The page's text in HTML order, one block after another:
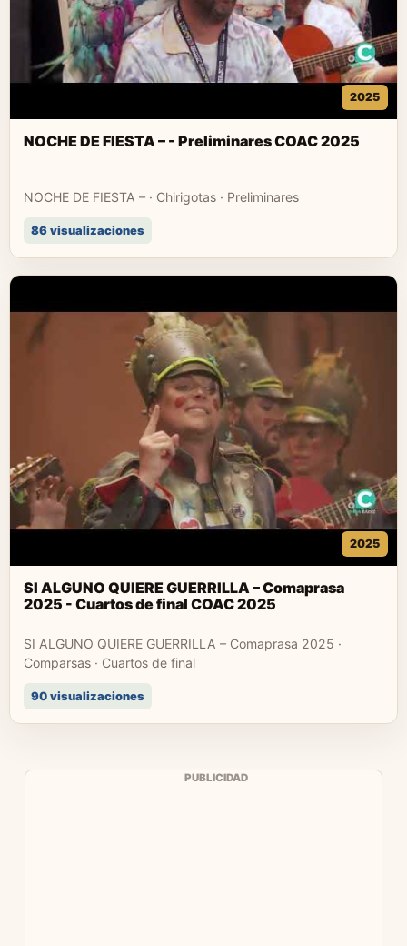
2025
NOCHE DE FIESTA – - Preliminares COAC 2025
NOCHE DE FIESTA – · Chirigotas · Preliminares
86 visualizaciones
2025
SI ALGUNO QUIERE GUERRILLA – Comaprasa
2025 - Cuartos de final COAC 2025
SI ALGUNO QUIERE GUERRILLA – Comaprasa 2025 ·
Comparsas · Cuartos de final
90 visualizaciones
PUBLICIDAD